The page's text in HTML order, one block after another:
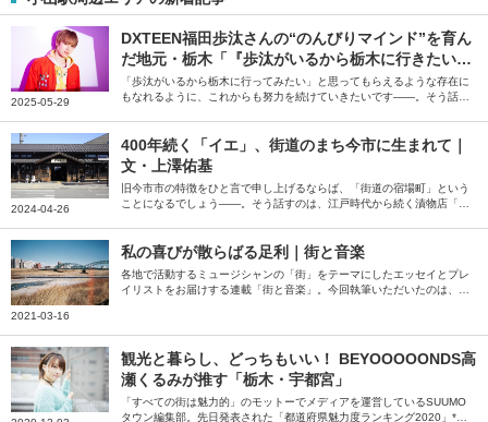
2025-05-29
DXTEEN福田歩汰さんの“のんびりマインド”を育ん
だ地元・栃木「『歩汰がいるから栃木に行きたい』
と思ってもらえる存在になりたい」
「歩汰がいるから栃木に行ってみたい」と思ってもらえるような存在に
もなれるように、これからも努力を続けていきたいです――。そう話す
田さんを育んだ栃木県の魅力・思い出・お気に入りのお店など、地元に
まつわるお話をたくさん伺いました。
2024-04-26
400年続く「イエ」、街道のまち今市に生まれて｜
文・上澤佑基
旧今市市の特徴をひと言で申し上げるならば、「街道の宿場町」という
ことになるでしょう――。そう話すのは、江戸時代から続く漬物店「上
2021-03-16
私の喜びが散らばる足利｜街と音楽
各地で活動するミュージシャンの「街」をテーマにしたエッセイとプレ
イリストをお届けする連載「街と音楽」。今回執筆いただいたのは、栃
惹きつけられ、気付けば人生の半分近くを過ごしているという「栃木県
足利市」について綴っていただきました。「そこら中に自分にとっての
喜びが散らばっている」川田さんが語る足利の魅力をたっぷり紹介いた
だいています。この１年間車の中でよく聴いていた曲として選曲いただ
いたプレイリストとともにお楽しみください。
観光と暮らし、どっちもいい！ BEYOOOOONDS高
瀬くるみが推す「栃木・宇都宮」
「すべての街は魅力的」のモットーでメディアを運営しているSUUMO
タウン編集部。先日発表された「都道府県魅力度ランキング2020」*1